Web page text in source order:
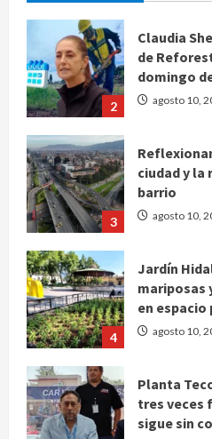
2
Claudia
de
domingo
agosto 10,
3
ciudad y la
barrio
agosto 10,
4
Jardín
mariposas
en
agosto 10,
Planta
tres veces
sigue sin